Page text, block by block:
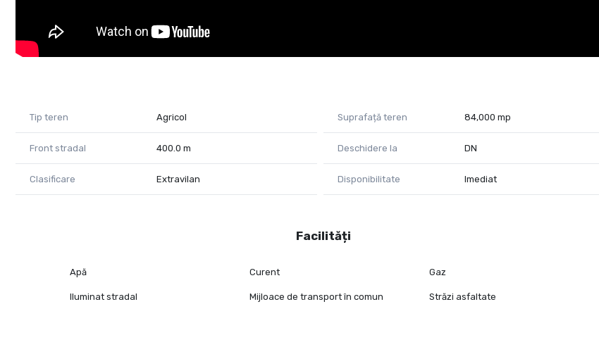
Tip teren Agricol Suprafață teren 84,000 mp
Front stradal 400.0 m Deschidere la DN
Clasificare Extravilan Disponibilitate Imediat
Facilități
Apă Curent Gaz
Iluminat stradal Mijloace de transport în comun Străzi asfaltate